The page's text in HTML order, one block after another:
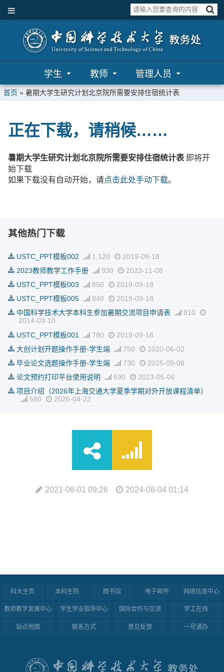
学生 教师 管理人员
首页 » 暑期大学生研究计划北京院所需要安排住宿统计表
正在下载，请稍候……
暑期大学生研究计划北京院所需要安排住宿统计表 即将开
始下载
如果下载没有自动开始，请点击此处手动下载。
其他热门下载
USTC_PPT模板002 1,120
2019-09-18
2023教师教学工作手册
930
2023-11-08
USTC_PPT模板003
850
2019-09-18
USTC_PPT模板005
840
2019-09-18
中国科学技术大学本科生参加暑期交流项目申请表
810
2014-03-10
USTC_PPT模板001
780
2019-09-18
大创计划开题操作手册-学生端
750
2020-06-02
毕业论文选题操作手册-学生端
730
2025-09-08
论文预约打印平台使用说明
690
2023-05-06
项目介绍（2026年上海交通大学夏季学期对外开放课程清单）
580
2026-04-22
2021-06-01 09:26 2024-06-04 01:14
科大主页 本科生院 图书馆 电子邮件 网络信息中心
教师教学发展中心 学生学业指导中心 国际合作与交流 学工在线
站点地图 联系方式 意见反馈 一号通办